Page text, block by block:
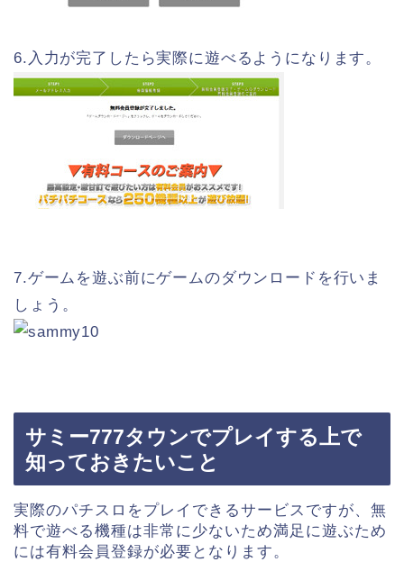
6.入力が完了したら実際に遊べるようになります。
7.ゲームを遊ぶ前にゲームのダウンロードを行いま
しょう。
サミー777タウンでプレイする上で
知っておきたいこと
実際のパチスロをプレイできるサービスですが、無
料で遊べる機種は非常に少ないため満足に遊ぶため
には有料会員登録が必要となります。